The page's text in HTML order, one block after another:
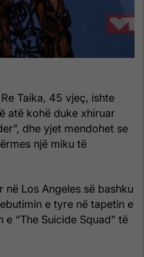
Taika, 45 vjeç, ishte
atë kohë duke xhiruar
dhe yjet mendohet se
një miku të
në Los Angeles së bashku
e tyre në tapetin e
“The Suicide Squad” të